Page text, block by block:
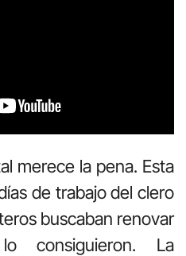
merece la pena. Esta
de trabajo del clero
buscaban renovar
consiguieron. La